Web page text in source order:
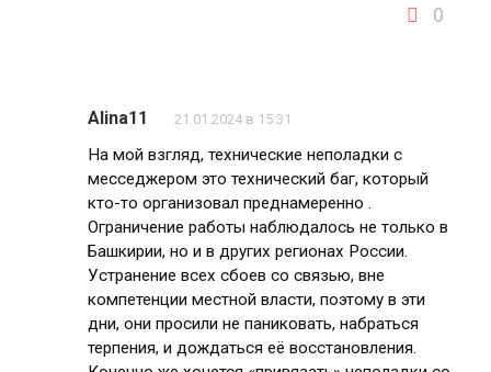
0
Alina11 21.01.2024 в 15:31
На мой взгляд, технические неполадки с
месседжером это технический баг, который
кто-то организовал преднамеренно .
Ограничение работы наблюдалось не только в
Башкирии, но и в других регионах России.
Устранение всех сбоев со связью, вне
компетенции местной власти, поэтому в эти
дни, они просили не паниковать, набраться
терпения, и дождаться её восстановления.